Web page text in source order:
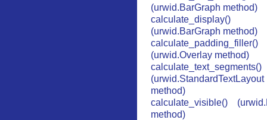
(urwid.BarGraph method)
calculate_display()
(urwid.BarGraph method)
calculate_padding_filler()
(urwid.Overlay method)
calculate_text_segments()
(urwid.StandardTextLayout
method)
calculate_visible()
method)